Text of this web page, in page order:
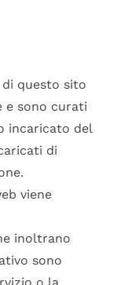
questo sito
e sono curati
incaricato del
di
viene
inoltrano
sono